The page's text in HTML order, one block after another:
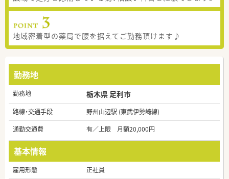
地域密着型の薬局で腰を据えてご勤務頂けます♪
勤務地
勤務地 栃木県 足利市
路線・交通手段
野州山辺駅 (東武伊勢崎線)
通勤交通費
有／上限 月額20,000円
基本情報
雇用形態
正社員